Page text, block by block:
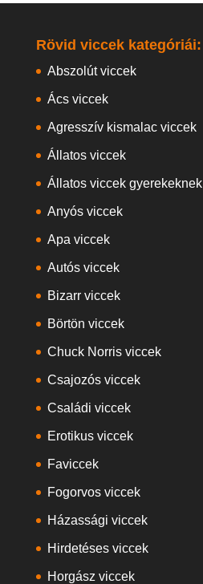
Rövid viccek kategóriái:
Abszolút viccek
Ács viccek
Agresszív kismalac viccek
Állatos viccek
Állatos viccek gyerekeknek
Anyós viccek
Apa viccek
Autós viccek
Bizarr viccek
Börtön viccek
Chuck Norris viccek
Csajozós viccek
Családi viccek
Erotikus viccek
Faviccek
Fogorvos viccek
Házassági viccek
Hirdetéses viccek
Horgász viccek